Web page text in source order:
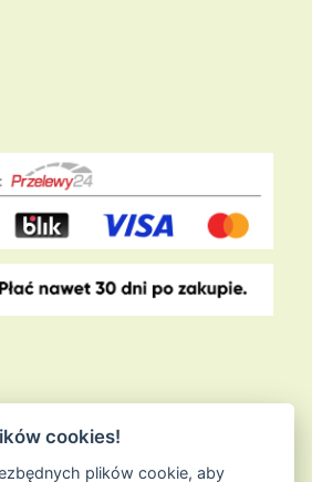
cookies!
plików cookie, aby